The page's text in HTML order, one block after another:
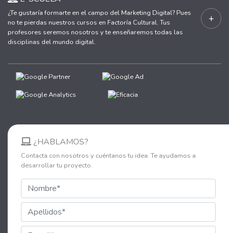
¿Te gustaría formarte en el campo del Marketing Digital? Pues
no te pierdas nuestros cursos en Factoría Cultural. Tus
profesores seremos nosotros y te enseñaremos todas las
disciplinas del mundo digital.
+
¿HABLAMOS?
Contacta con nosotros y cuéntanos tu idea. Te ayudamos a
desarrollar tu proyecto.